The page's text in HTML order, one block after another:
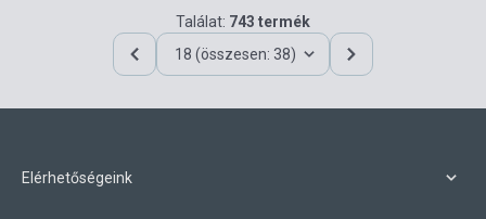
Találat: 743 termék
18 (összesen: 38)
Elérhetőségeink